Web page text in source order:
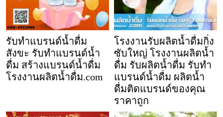
รับทำแบรนด์น้ำดื่ม
สังขะ รับทำแบรนด์น้ำ
ดื่ม สร้างแบรนด์น้ำดื่ม
โรงงานผลิตน้ำดื่ม.com
โรงงานรับผลิตน้ำดื่มกิ่ง
ซับใหญ่ โรงงานผลิตน้ำ
ดื่ม รับผลิตน้ำดื่ม รับทำ
แบรนด์น้ำดื่ม ผลิตน้ำ
ดื่มติดแบรนด์ของคุณ
ราคาถูก